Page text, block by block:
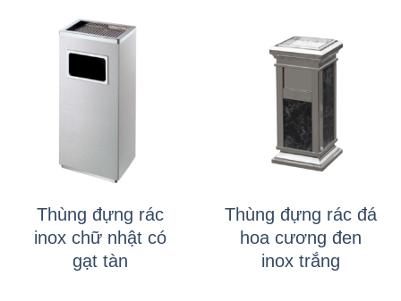
Thùng đựng rác
inox chữ nhật có
gạt tàn
Thùng đựng rác đá
hoa cương đen
inox trắng